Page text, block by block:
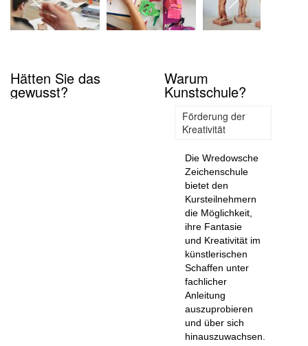
Hätten Sie das
gewusst?
Warum
Kunstschule?
Förderung der
Kreativität
Die Wredowsche
Zeichenschule
bietet den
Kursteilnehmern
die Möglichkeit,
ihre Fantasie
und Kreativität im
künstlerischen
Schaffen unter
fachlicher
Anleitung
auszuprobieren
und über sich
hinauszuwachsen.